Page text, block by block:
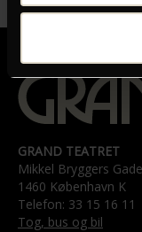
GRAND TEATRET
Mikkel Bryggers
1460 København K
Telefon: 33 15 16 11
Tog, bus og bil